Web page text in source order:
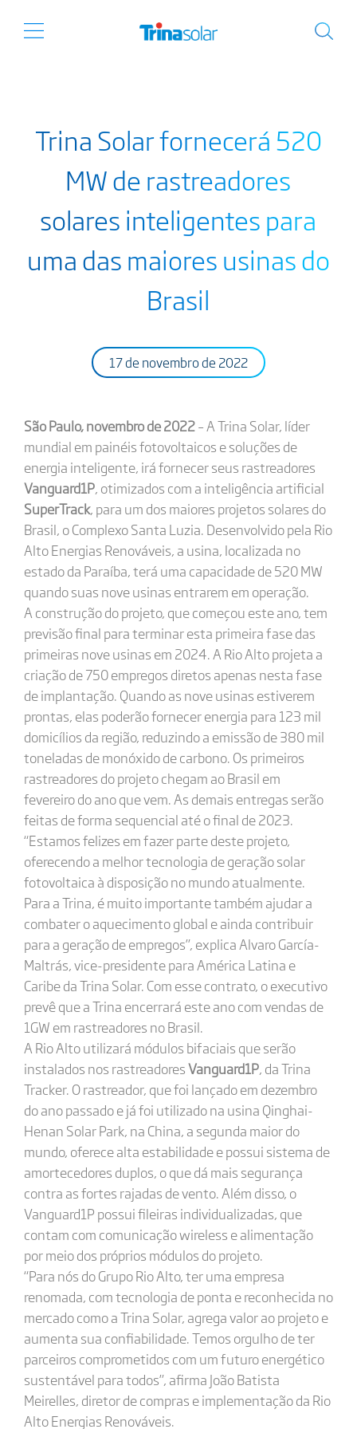
Trina Solar fornecerá 520
MW de rastreadores
solares inteligentes para
uma das maiores usinas do
Brasil
17 de novembro de 2022
São Paulo, novembro de 2022– A Trina Solar, líder
mundial em painéis fotovoltaicos e soluções de
energia inteligente, irá fornecer seus rastreadores
Vanguard1P, otimizados com a inteligência artificial
SuperTrack, para um dos maiores projetos solares do
Brasil, o Complexo Santa Luzia. Desenvolvido pela Rio
Alto Energias Renováveis, a usina, localizada no
estado da Paraíba, terá uma capacidade de 520 MW
quando suas nove usinas entrarem em operação.
A construção do projeto, que começou este ano, tem
previsão final para terminar esta primeira fase das
primeiras nove usinas em 2024. A Rio Alto projeta a
criação de 750 empregos diretos apenas nesta fase
de implantação. Quando as nove usinas estiverem
prontas, elas poderão fornecer energia para 123 mil
domicílios da região, reduzindo a emissão de 380 mil
toneladas de monóxido de carbono. Os primeiros
rastreadores do projeto chegam ao Brasil em
fevereiro do ano que vem. As demais entregas serão
feitas de forma sequencial até o final de 2023.
“Estamos felizes em fazer parte deste projeto,
oferecendo a melhor tecnologia de geração solar
fotovoltaica à disposição no mundo atualmente.
Para a Trina, é muito importante também ajudar a
combater o aquecimento global e ainda contribuir
para a geração de empregos”, explica Alvaro García-
Maltrás, vice-presidente para América Latina e
Caribe da Trina Solar. Com esse contrato, o executivo
prevê que a Trina encerrará este ano com vendas de
1GW em rastreadores no Brasil.
A Rio Alto utilizará módulos bifaciais que serão
instalados nos rastreadoresVanguard1P, da Trina
Tracker. O rastreador, que foi lançado em dezembro
do ano passado e já foi utilizado na usina Qinghai-
Henan Solar Park, na China, a segunda maior do
mundo, oferece alta estabilidade e possui sistema de
amortecedores duplos, o que dá mais segurança
contra as fortes rajadas de vento. Além disso, o
Vanguard1P possui fileiras individualizadas, que
contam com comunicação wireless e alimentação
por meio dos próprios módulos do projeto.
“Para nós do Grupo Rio Alto, ter uma empresa
renomada, com tecnologia de ponta e reconhecida no
mercado como a Trina Solar, agrega valor ao projeto e
aumenta sua confiabilidade. Temos orgulho de ter
parceiros comprometidos com um futuro energético
sustentável para todos”, afirma João Batista
Meirelles, diretor de compras e implementação da Rio
Alto Energias Renováveis.